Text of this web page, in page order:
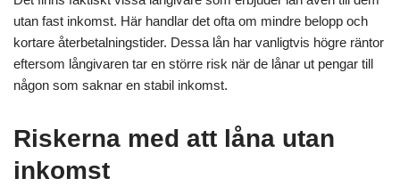
utan fast inkomst. Här handlar det ofta om mindre belopp och
kortare återbetalningstider. Dessa lån har vanligtvis högre räntor
eftersom långivaren tar en större risk när de lånar ut pengar till
någon som saknar en stabil inkomst.
Riskerna med att låna utan
inkomst